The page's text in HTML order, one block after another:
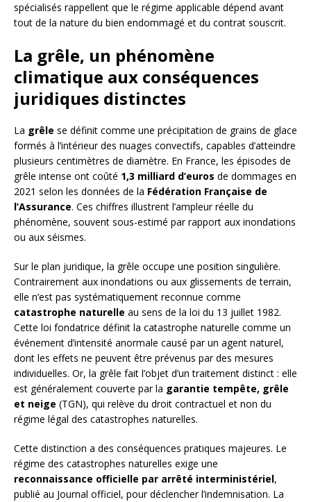
spécialisés rappellent que le régime applicable dépend avant
tout de la nature du bien endommagé et du contrat souscrit.
La grêle, un phénomène
climatique aux conséquences
juridiques distinctes
La grêle se définit comme une précipitation de grains de glace
formés à l’intérieur des nuages convectifs, capables d’atteindre
plusieurs centimètres de diamètre. En France, les épisodes de
grêle intense ont coûté 1,3 milliard d’euros de dommages en
2021 selon les données de la Fédération Française de
l’Assurance. Ces chiffres illustrent l’ampleur réelle du
phénomène, souvent sous-estimé par rapport aux inondations
ou aux séismes.
Sur le plan juridique, la grêle occupe une position singulière.
Contrairement aux inondations ou aux glissements de terrain,
elle n’est pas systématiquement reconnue comme
catastrophe naturelle au sens de la loi du 13 juillet 1982.
Cette loi fondatrice définit la catastrophe naturelle comme un
événement d’intensité anormale causé par un agent naturel,
dont les effets ne peuvent être prévenus par des mesures
individuelles. Or, la grêle fait l’objet d’un traitement distinct : elle
est généralement couverte par la garantie tempête, grêle
et neige (TGN), qui relève du droit contractuel et non du
régime légal des catastrophes naturelles.
Cette distinction a des conséquences pratiques majeures. Le
régime des catastrophes naturelles exige une
reconnaissance officielle par arrêté interministériel,
publié au Journal officiel, pour déclencher l’indemnisation. La